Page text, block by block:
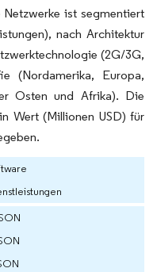
ist segmentiert
nach Architektur
(2G/3G,
(Nordamerika, Europa,
Osten und Afrika). Die
Wert (Millionen USD) für